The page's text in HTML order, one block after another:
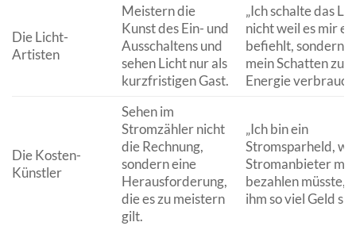
Die Licht-
Artisten
Meistern die
Kunst des Ein- und
Ausschaltens und
sehen Licht nur als
kurzfristigen Gast.
„Ich schalte das
nicht weil es mir
befiehlt, sondern
mein Schatten zu
Energie
Die Kosten-
Künstler
Sehen im
Stromzähler nicht
die Rechnung,
sondern eine
Herausforderung,
die es zu meistern
gilt.
„Ich bin ein
Stromsparheld,
Stromanbieter
bezahlen müsste,
ihm so viel Geld